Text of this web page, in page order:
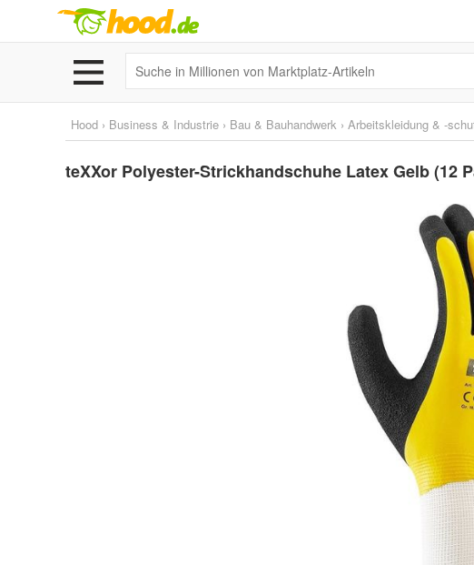
Hood › Business & Industrie › Bau & Bauhandwerk › Arbeitskleidung & -
teXXor Polyester-Strickhandschuhe Latex Gelb (12